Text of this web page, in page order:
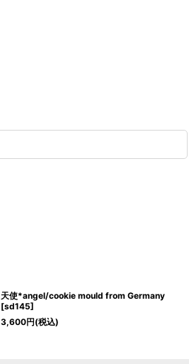
天使*angel/cookie mould from Germany
[sd145]
3,600円(税込)